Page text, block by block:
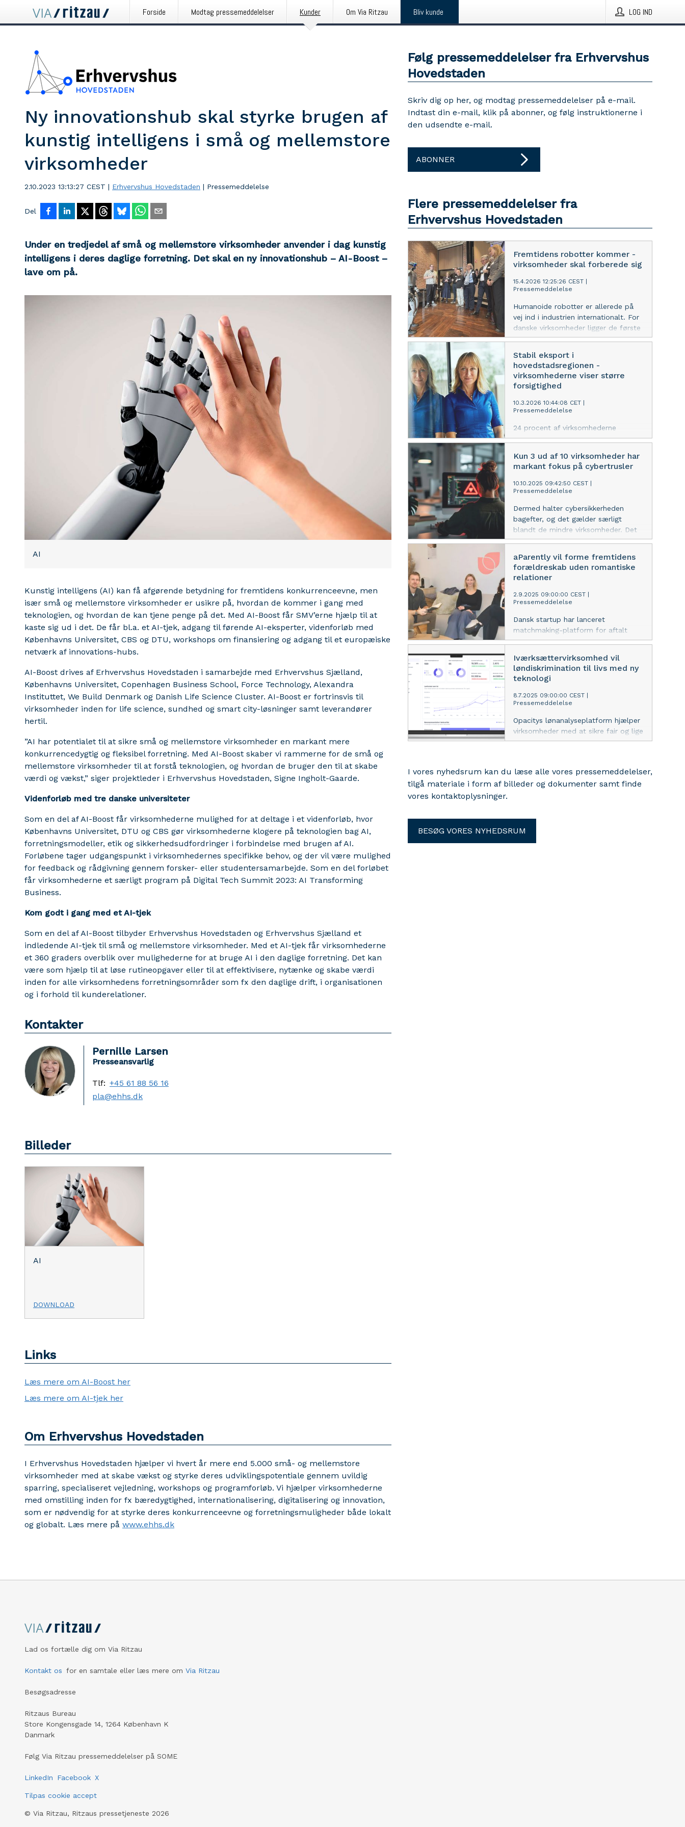
Forside Modtag pressemeddelelser Kunder Om Via Ritzau Bliv kunde LOG IND
Ny innovationshub skal styrke brugen af
kunstig intelligens i små og mellemstore
virksomheder
2.10.2023 13:13:27 CEST | Erhvervshus Hovedstaden | Pressemeddelelse
Del
Under en tredjedel af små og mellemstore virksomheder anvender i dag kunstig
intelligens i deres daglige forretning. Det skal en ny innovationshub – AI-Boost –
lave om på.
AI
Kunstig intelligens (AI) kan få afgørende betydning for fremtidens konkurrenceevne, men
især små og mellemstore virksomheder er usikre på, hvordan de kommer i gang med
teknologien, og hvordan de kan tjene penge på det. Med AI-Boost får SMV’erne hjælp til at
kaste sig ud i det. De får bl.a. et AI-tjek, adgang til førende AI-eksperter, videnforløb med
Københavns Universitet, CBS og DTU, workshops om finansiering og adgang til et europæiske
netværk af innovations-hubs.
AI-Boost drives af Erhvervshus Hovedstaden i samarbejde med Erhvervshus Sjælland,
Københavns Universitet, Copenhagen Business School, Force Technology, Alexandra
Instituttet, We Build Denmark og Danish Life Science Cluster. AI-Boost er fortrinsvis til
virksomheder inden for life science, sundhed og smart city-løsninger samt leverandører
hertil.
”AI har potentialet til at sikre små og mellemstore virksomheder en markant mere
konkurrencedygtig og fleksibel forretning. Med AI-Boost skaber vi rammerne for de små og
mellemstore virksomheder til at forstå teknologien, og hvordan de bruger den til at skabe
værdi og vækst,” siger projektleder i Erhvervshus Hovedstaden, Signe Ingholt-Gaarde.
Videnforløb med tre danske universiteter
Som en del af AI-Boost får virksomhederne mulighed for at deltage i et videnforløb, hvor
Københavns Universitet, DTU og CBS gør virksomhederne klogere på teknologien bag AI,
forretningsmodeller, etik og sikkerhedsudfordringer i forbindelse med brugen af AI.
Forløbene tager udgangspunkt i virksomhedernes specifikke behov, og der vil være mulighed
for feedback og rådgivning gennem forsker- eller studentersamarbejde. Som en del forløbet
får virksomhederne et særligt program på Digital Tech Summit 2023: AI Transforming
Business.
Kom godt i gang med et AI-tjek
Som en del af AI-Boost tilbyder Erhvervshus Hovedstaden og Erhvervshus Sjælland et
indledende AI-tjek til små og mellemstore virksomheder. Med et AI-tjek får virksomhederne
et 360 graders overblik over mulighederne for at bruge AI i den daglige forretning. Det kan
være som hjælp til at løse rutineopgaver eller til at effektivisere, nytænke og skabe værdi
inden for alle virksomhedens forretningsområder som fx den daglige drift, i organisationen
og i forhold til kunderelationer.
Kontakter
Pernille Larsen
Presseansvarlig
Tlf: +45 61 88 56 16
pla@ehhs.dk
Billeder
AI
DOWNLOAD
Links
Læs mere om AI-Boost her
Læs mere om AI-tjek her
Om Erhvervshus Hovedstaden
I Erhvervshus Hovedstaden hjælper vi hvert år mere end 5.000 små- og mellemstore
virksomheder med at skabe vækst og styrke deres udviklingspotentiale gennem uvildig
sparring, specialiseret vejledning, workshops og programforløb. Vi hjælper virksomhederne
med omstilling inden for fx bæredygtighed, internationalisering, digitalisering og innovation,
som er nødvendig for at styrke deres konkurrenceevne og forretningsmuligheder både lokalt
og globalt. Læs mere på www.ehhs.dk
Følg pressemeddelelser fra Erhvervshus
Hovedstaden
Skriv dig op her, og modtag pressemeddelelser på e-mail.
Indtast din e-mail, klik på abonner, og følg instruktionerne i
den udsendte e-mail.
ABONNER
Flere pressemeddelelser fra
Erhvervshus Hovedstaden
Fremtidens robotter kommer -
virksomheder skal forberede sig
15.4.2026 12:25:26 CEST
Pressemeddelelse
Humanoide robotter er allerede på
vej ind i industrien internationalt. For
danske virksomheder ligger de første
gevinster dog stadig i mere modne
komme i gang er tæt på.
Stabil eksport i
hovedstadsregionen -
virksomhederne viser større
forsigtighed
10.3.2026 10:44:08 CET
Pressemeddelelse
24 procent af virksomhederne
eksporterer uændret fra 2024. Mens
virksomhederne mere
tilbageholdende med at gå ind på
nye markeder. Samtidig rummer
regionen et uforløst
Kun 3 ud af 10 virksomheder har
markant fokus på cybertrusler
10.10.2025 09:42:50 CEST
Pressemeddelelse
Dermed halter cybersikkerheden
bagefter, og det gælder særligt
blandt de mindre virksomheder. Det
viser en ny undersøgelse blandt
aParently vil forme fremtidens
forældreskab uden romantiske
relationer
2.9.2025 09:00:00 CEST
Pressemeddelelse
Dansk startup har lanceret
matchmaking-platform for aftalt
forældreskab – med sparring fra
investering på 1,1 mio. kr.
Iværksættervirksomhed vil
løndiskrimination til livs med ny
teknologi
8.7.2025 09:00:00 CEST
Pressemeddelelse
Opacitys lønanalyseplatform hjælper
virksomheder med at sikre fair og lige
løn – og leve op til nye EU-krav. Med
sat fart på udviklingen.
I vores nyhedsrum kan du læse alle vores pressemeddelelser,
tilgå materiale i form af billeder og dokumenter samt finde
vores kontaktoplysninger.
BESØG VORES NYHEDSRUM
Lad os fortælle dig om Via Ritzau
Kontakt os for en samtale eller læs mere om Via Ritzau
Besøgsadresse
Ritzaus Bureau
Store Kongensgade 14, 1264 København K
Danmark
Følg Via Ritzau pressemeddelelser på SOME
LinkedIn Facebook X
Tilpas cookie accept
© Via Ritzau, Ritzaus pressetjeneste 2026